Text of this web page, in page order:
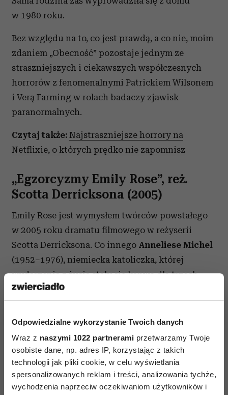
Odpowiedzialne wykorzystanie Twoich danych
Wraz z naszymi 1022 partnerami przetwarzamy Twoje
osobiste dane, np. adres IP, korzystając z takich
technologii jak pliki cookie, w celu wyświetlania
spersonalizowanych reklam i treści, analizowania tychże,
wychodzenia naprzeciw oczekiwaniom użytkowników i
w 1980 roku.
Bez względu na to, co jest prawdą, a co nie, moim
zdaniem „Obecność” pozostaje jednym ze
straszniejszych i ciekawszych współczesnych
horrorów z fenomenalnymi Patrickiem Wilsonem
i Verą Farming w rolach badaczy zjawisk
paranormalnych.
Czytaj także: Najstraszniejsze horrory na
Netflixie, o których prędko nie zapomnisz
„Egzorcyzmy Emily Rose”, reż.
Scotta Derricksona (2005)
Emily Rose jest wymysłem twórców powstałego
w 2005 roku dramatu filmowego w reżyserii
Scotta Derricksona. Co innego Anneliese Michel
(1952–1976), niemiecka katoliczka, której
wydarzenia z życia stały się kanwą dla trzech
filmów fabularnych – omawianego „Egzorcyzmy
Emily Rose”, „Requiem” (2006) i „Anneliese: The
Exorcist Tapes” (2011) – oraz filmu
dokumentalnego „Egozrcyzmy Anneliese Michel”
(2007).
Anneliese w wieku 16 lat zaczęła cierpieć na ataki
epilepsji, które poskutkowały depresją. Z tego